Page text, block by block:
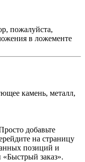
пожалуйста,
в ложементе
камень, металл,
добавьте
на страницу
позиций и
заказ».